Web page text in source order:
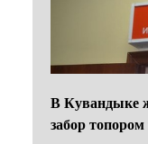
В Кувандыке
забор